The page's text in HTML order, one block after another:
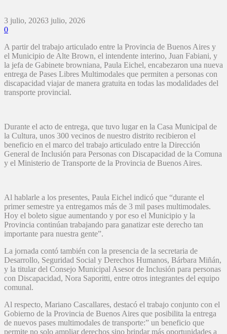
3 julio, 20263 julio, 2026
0
A partir del trabajo articulado entre la Provincia de Buenos Aires y
el Municipio de Alte Brown, el intendente interino, Juan Fabiani, y
la jefa de Gabinete browniana, Paula Eichel, encabezaron una nueva
entrega de Pases Libres Multimodales que permiten a personas con
discapacidad viajar de manera gratuita en todas las modalidades del
transporte provincial.
Durante el acto de entrega, que tuvo lugar en la Casa Municipal de
la Cultura, unos 300 vecinos de nuestro distrito recibieron el
beneficio en el marco del trabajo articulado entre la Dirección
General de Inclusión para Personas con Discapacidad de la Comuna
y el Ministerio de Transporte de la Provincia de Buenos Aires.
Al hablarle a los presentes, Paula Eichel indicó que “durante el
primer semestre ya entregamos más de 3 mil pases multimodales.
Hoy el boleto sigue aumentando y por eso el Municipio y la
Provincia continúan trabajando para ganatizar este derecho tan
importante para nuestra gente”.
La jornada contó también con la presencia de la secretaria de
Desarrollo, Seguridad Social y Derechos Humanos, Bárbara Miñán,
y la titular del Consejo Municipal Asesor de Inclusión para personas
con Discapacidad, Nora Saporitti, entre otros integrantes del equipo
comunal.
Al respecto, Mariano Cascallares, destacó el trabajo conjunto con el
Gobierno de la Provincia de Buenos Aires que posibilita la entrega
de nuevos pases multimodales de transporte:” un beneficio que
permite no solo ampliar derechos sino brindar más oportunidades a